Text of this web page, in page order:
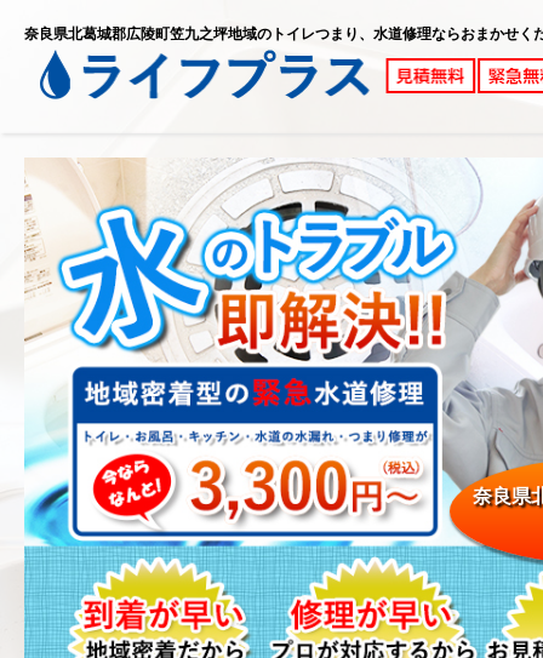
奈良県北葛城郡広陵町笠九之坪地域のトイレつまり、水道修理ならおまかせく
奈良県